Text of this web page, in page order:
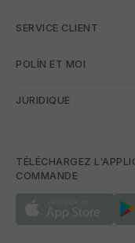
SERVICE CLIENT
POLÍN ET MOI
JURIDIQUE
TÉLÉCHARGEZ
COMMANDE